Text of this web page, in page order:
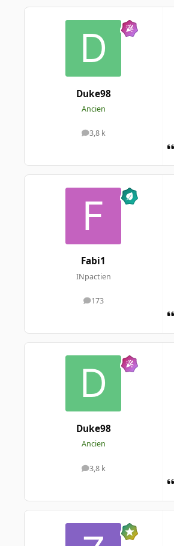
Duke98
Ancien
3,8 k
messages
Fabi1
INpactien
173
messages
Duke98
Ancien
3,8 k
messages